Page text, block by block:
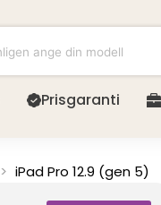
Prisgaranti
> iPad Pro 12.9 (gen 5)